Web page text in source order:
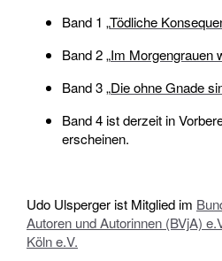
Band 1 „Tödliche
Band 2 „Im Morgengrauen
Band 3 „Die ohne Gnade
Band 4 ist derzeit in
erscheinen.
Udo Ulsperger ist Mitglied im
Autoren und Autorinnen (BVjA)
Köln e.V.